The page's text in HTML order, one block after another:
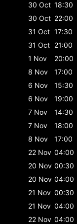
30 Oct 18:30
30 Oct 22:00
31 Oct 17:30
31 Oct 21:00
1 Nov
20:00
8 Nov
17:00
6 Nov
15:30
6 Nov
19:00
7 Nov
14:30
7 Nov
18:00
8 Nov
17:00
22 Nov 04:00
20 Nov 00:30
20 Nov 04:00
21 Nov 00:30
21 Nov 04:00
22 Nov 04:00